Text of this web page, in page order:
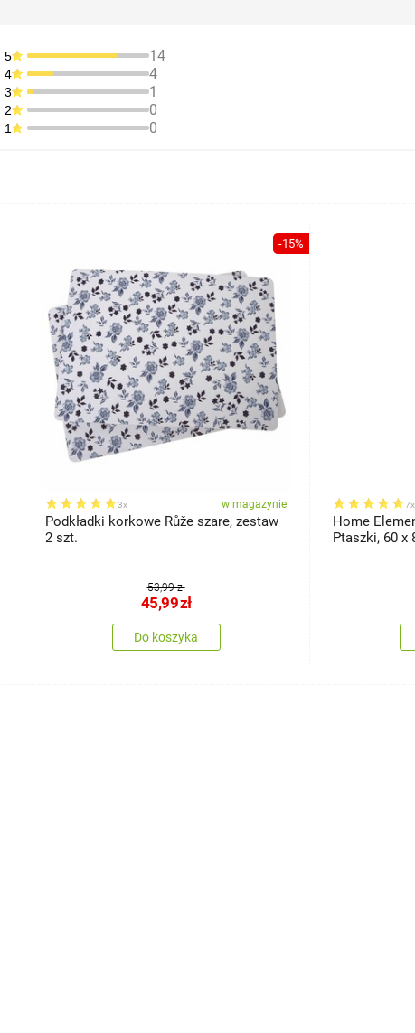
5 14
4 4
3 1
2 0
1 0
-15%
3x w magazynie
Podkładki korkowe Růže szare, zestaw
2 szt.
53,99 zł
45,99zł
Do koszyka
7x
Home
Ptaszki, 60 x